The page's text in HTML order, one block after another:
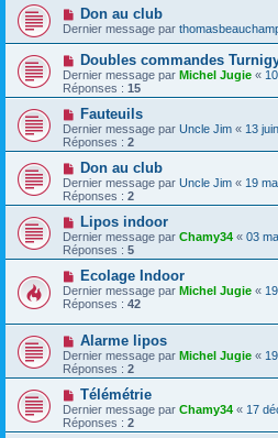
Don au club
Dernier message par
Doubles commandes
Dernier message par Michel Jugie «
Réponses : 15
Fauteuils
Dernier message par Uncle Jim « 13
Réponses : 2
Don au club
Dernier message par Uncle Jim « 19
Réponses : 2
Lipos indoor
Dernier message par Chamy34 « 03
Réponses : 5
Ecolage Indoor
Dernier message par Michel Jugie «
Réponses : 42
Alarme lipos
Dernier message par Michel Jugie «
Réponses : 2
Télémétrie
Dernier message par Chamy34 « 17
Réponses : 2